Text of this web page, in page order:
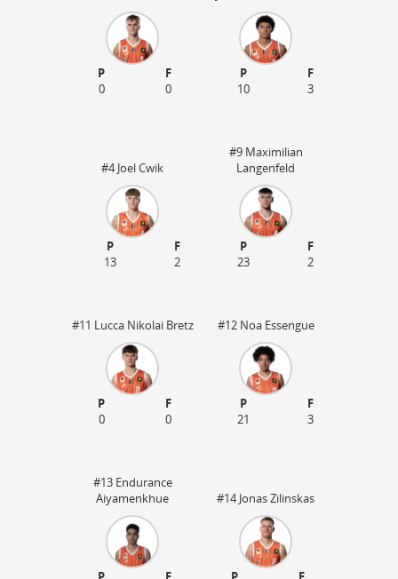
P
F
0
0
P
F
10
3
#4 Joel Cwik
P
F
13
2
#9 Maximilian
Langenfeld
P
F
23
2
#11 Lucca Nikolai Bretz
P
F
0
0
#12 Noa Essengue
P
F
21
3
#13 Endurance
Aiyamenkhue
#14 Jonas Zilinskas